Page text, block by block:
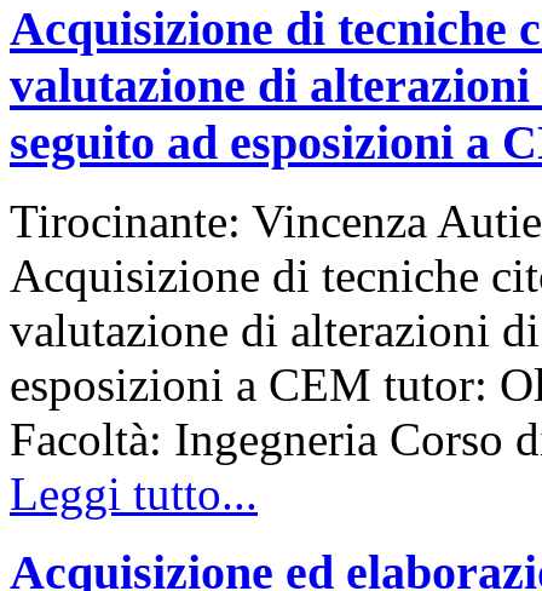
Acquisizione di tecniche
valutazione di
seguito ad esposizioni a
Tirocinante: Vincenza
Acquisizione di tecniche
valutazione di alterazioni
esposizioni a CEM tutor:
Facoltà: Ingegneria
Leggi tutto...
Acquisizione ed